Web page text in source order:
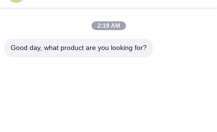
001-512-7443871
2:19 AM
Good day, what product are you looking for?